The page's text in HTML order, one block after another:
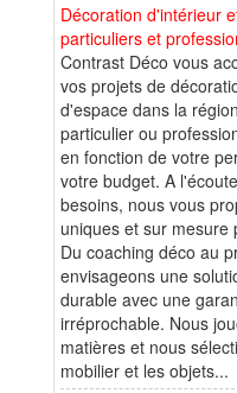
Décoration d'intérieur
particuliers et
Contrast Déco vous
vos projets de
d'espace dans la
particulier ou
en fonction de votre
votre budget. A
besoins, nous vous
uniques et sur mesure
Du coaching déco au
envisageons une
durable avec une
irréprochable. Nous
matières et nous
mobilier et les objets...